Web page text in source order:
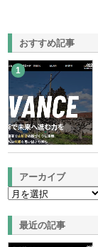
おすすめ記事
1
アーカイブ
最近の記事